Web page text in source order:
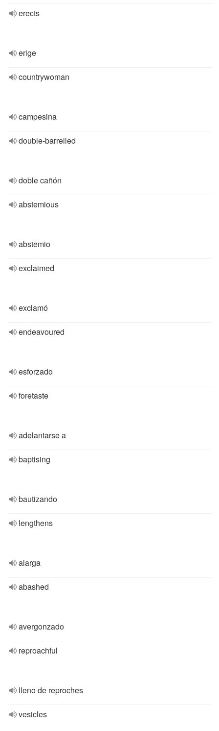
erects
erige
countrywoman
campesina
double-barrelled
doble cañón
abstemious
abstemio
exclaimed
exclamó
endeavoured
esforzado
foretaste
adelantarse a
baptising
bautizando
lengthens
alarga
abashed
avergonzado
reproachful
lleno de reproches
vesicles